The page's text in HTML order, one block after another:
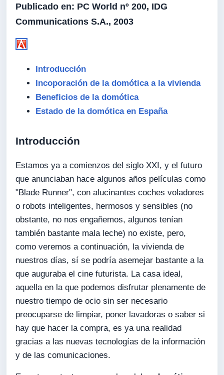
Publicado en: PC World nº 200, IDG
Communications S.A., 2003
Introducción
Incoporación de la domótica a la vivienda
Beneficios de la domótica
Estado de la domótica en España
Introducción
Estamos ya a comienzos del siglo XXI, y el futuro
que anunciaban hace algunos años películas como
"Blade Runner", con alucinantes coches voladores
o robots inteligentes, hermosos y sensibles (no
obstante, no nos engañemos, algunos tenían
también bastante mala leche) no existe, pero,
como veremos a continuación, la vivienda de
nuestros días, sí se podría asemejar bastante a la
que auguraba el cine futurista. La casa ideal,
aquella en la que podemos disfrutar plenamente de
nuestro tiempo de ocio sin ser necesario
preocuparse de limpiar, poner lavadoras o saber si
hay que hacer la compra, es ya una realidad
gracias a las nuevas tecnologías de la información
y de las comunicaciones.